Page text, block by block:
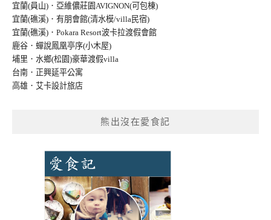
宜蘭(員山)．亞維儂莊園AVIGNON(可包棟)
宜蘭(礁溪)．有朋會館(清水模/villa民宿)
宜蘭(礁溪)．Pokara Resort波卡拉渡假會館
鹿谷．蟬說鳳凰亭序(小木屋)
埔里．水鄉(松園)豪華渡假villa
台南．正興延平公寓
高雄．艾卡設計旅店
熊出沒在愛食記